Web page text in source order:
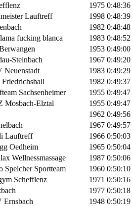
1975 0:48:36
Lauftreff 1998 0:48:39
1982 0:48:48
fucking blanca 1983 0:48:52
1953 0:49:00
Steinbach 1967 0:49:20
Neuenstadt 1983 0:49:29
Friedrichshall 1982 0:49:37
Sachsenheimer 1955 0:49:47
Mosbach-Elztal 1955 0:49:47
1962 0:49:56
1967 0:49:57
Lauftreff 1966 0:50:03
Oedheim 1965 0:50:04
Wellnessmassage 1987 0:50:06
Speicher Sportteam 1960 0:50:10
Schefflenz 1971 0:50:16
1977 0:50:18
Ernsbach 1948 0:50:19